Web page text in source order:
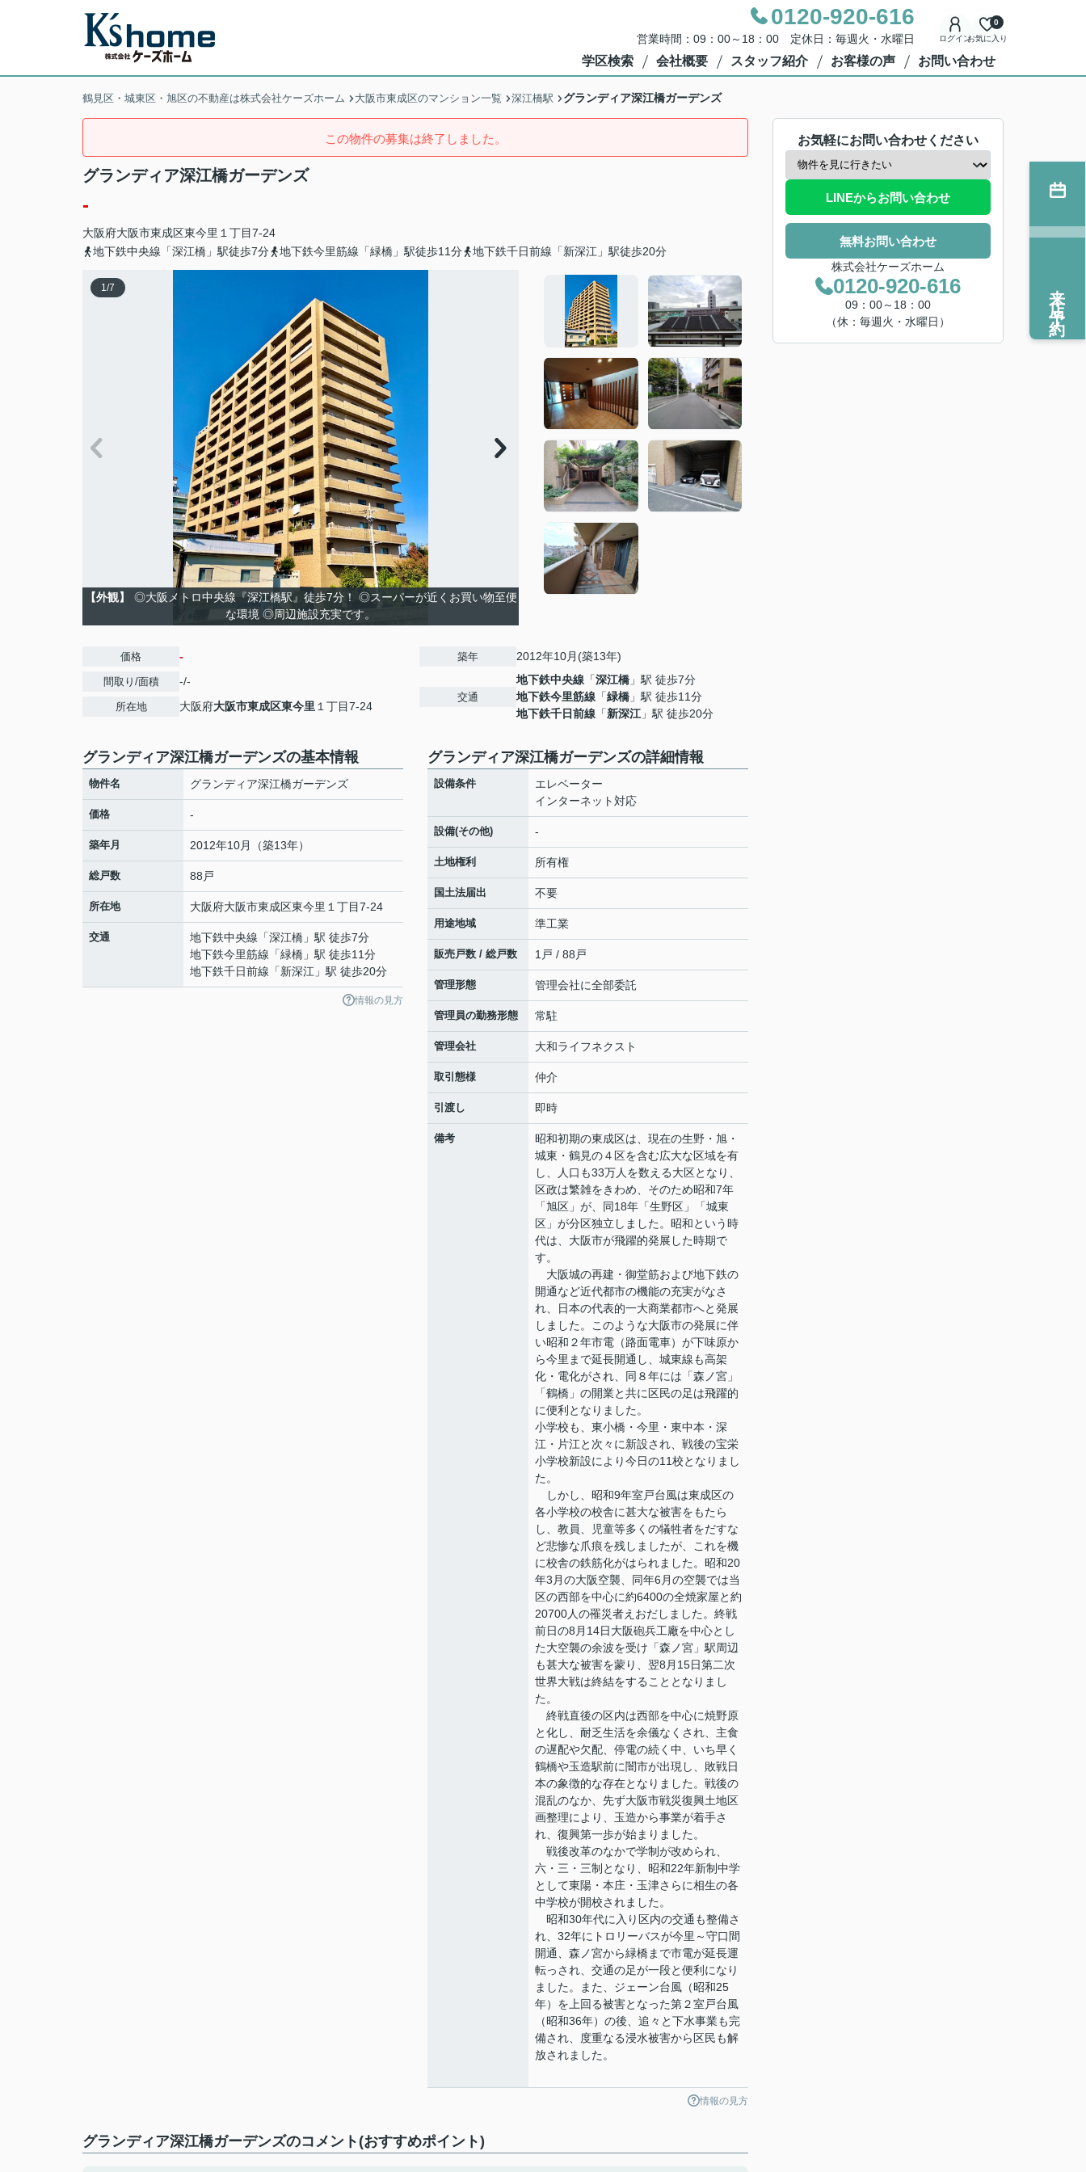
0120-920-616
営業時間：09：00～18：00 定休日：毎週火・水曜日 ログインお気に入り
0
学区検索 会社概要 スタッフ紹介 お客様の声 お問い合わせ
鶴見区・城東区・旭区の不動産は株式会社ケーズホーム 大阪市東成区のマンション一覧 深江橋駅 グランディア深江橋ガーデンズ
この物件の募集は終了しました。
グランディア深江橋ガーデンズ
-
大阪府大阪市東成区東今里 １丁目7-24
地下鉄中央線「深江橋」駅徒歩7分
地下鉄今里筋線「緑橋」駅徒歩11分 地下鉄千日前線「新深江」駅徒歩20分
1/7
【外観】
◎大阪メトロ中央線『深江橋駅』徒歩7分！ ◎スーパーが近くお買い物至便
な環境 ◎周辺施設充実です。
価格 -
間取り/面積 -/-
所在地 大阪府大阪市東成区東今里 １丁目7-24
築年 2012年10月(築13年)
交通
地下鉄中央線 「深江橋 」駅 徒歩7分
地下鉄今里筋線 「緑橋 」駅 徒歩11分
地下鉄千日前線 「新深江 」駅 徒歩20分
グランディア深江橋ガーデンズの基本情報
物件名 グランディア深江橋ガーデンズ
価格 -
築年月 2012年10月（築13年）
総戸数 88戸
所在地 大阪府大阪市東成区東今里 １丁目7-24
交通 地下鉄中央線 「深江橋 」駅 徒歩7分
地下鉄今里筋線 「緑橋 」駅 徒歩11分
地下鉄千日前線 「新深江 」駅 徒歩20分
情報の見方
グランディア深江橋ガーデンズの詳細情報
設備条件
エレベーター
インターネット対応
設備(その他) -
土地権利 所有権
国土法届出 不要
用途地域 準工業
販売戸数 / 総戸数 1戸 / 88戸
管理形態 管理会社に全部委託
管理員の勤務形態 常駐
管理会社 大和ライフネクスト
取引態様 仲介
引渡し 即時
備考
昭和初期の東成区は、現在の生野・旭・
城東・鶴見の４区を含む広大な区域を有
し、人口も33万人を数える大区となり、
区政は繁雑をきわめ、そのため昭和7年
「旭区」が、同18年「生野区」「城東
区」が分区独立しました。昭和という時
代は、大阪市が飛躍的発展した時期で
す。
大阪城の再建・御堂筋および地下鉄の
開通など近代都市の機能の充実がなさ
れ、日本の代表的一大商業都市へと発展
しました。このような大阪市の発展に伴
い昭和２年市電（路面電車）が下味原か
ら今里まで延長開通し、城東線も高架
化・電化がされ、同８年には「森ノ宮」
「鶴橋」の開業と共に区民の足は飛躍的
に便利となりました。
小学校も、東小橋・今里・東中本・深
江・片江と次々に新設され、戦後の宝栄
小学校新設により今日の11校となりまし
た。
しかし、昭和9年室戸台風は東成区の
各小学校の校舎に甚大な被害をもたら
し、教員、児童等多くの犠牲者をだすな
ど悲惨な爪痕を残しましたが、これを機
に校舎の鉄筋化がはられました。昭和20
年3月の大阪空襲、同年6月の空襲では当
区の西部を中心に約6400の全焼家屋と約
20700人の罹災者えおだしました。終戦
前日の8月14日大阪砲兵工廠を中心とし
た大空襲の余波を受け「森ノ宮」駅周辺
も甚大な被害を蒙り、翌8月15日第二次
世界大戦は終結をすることとなりまし
た。
終戦直後の区内は西部を中心に焼野原
と化し、耐乏生活を余儀なくされ、主食
の遅配や欠配、停電の続く中、いち早く
鶴橋や玉造駅前に闇市が出現し、敗戦日
本の象徴的な存在となりました。戦後の
混乱のなか、先ず大阪市戦災復興土地区
画整理により、玉造から事業が着手さ
れ、復興第一歩が始まりました。
戦後改革のなかで学制が改められ、
六・三・三制となり、昭和22年新制中学
として東陽・本庄・玉津さらに相生の各
中学校が開校されました。
昭和30年代に入り区内の交通も整備さ
れ、32年にトロリーバスが今里～守口間
開通、森ノ宮から緑橋まで市電が延長運
転っされ、交通の足が一段と便利になり
ました。また、ジェーン台風（昭和25
年）を上回る被害となった第２室戸台風
（昭和36年）の後、追々と下水事業も完
備され、度重なる浸水被害から区民も解
放されました。
情報の見方
グランディア深江橋ガーデンズのコメント(おすすめポイント)
お気軽にお問い合わせください
LINEからお問い合わせ
無料お問い合わせ
株式会社ケーズホーム
0120-920-616
09：00～18：00
（休：毎週火・水曜日）
来店予約